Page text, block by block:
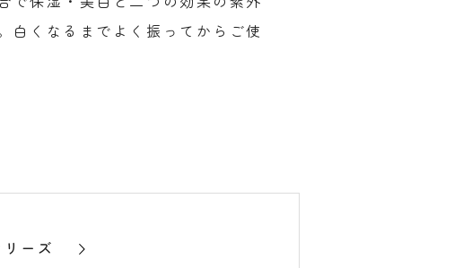
白くなるまでよく振ってからご使
ーズ